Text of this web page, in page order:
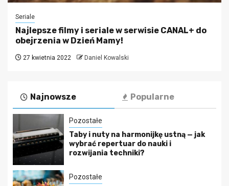
Seriale
Najlepsze filmy i seriale w serwisie CANAL+ do
obejrzenia w Dzień Mamy!
27 kwietnia 2022 Daniel Kowalski
Najnowsze Popularne
Pozostałe
Taby i nuty na harmonijkę ustną — jak
wybrać repertuar do nauki i
rozwijania techniki?
Pozostałe